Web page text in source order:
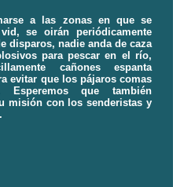
a las zonas en que se
se oirán periódicamente
disparos, nadie anda de caza
para pescar en el río,
cañones espanta
evitar que los pájaros comas
Esperemos que también
misión con los senderistas y